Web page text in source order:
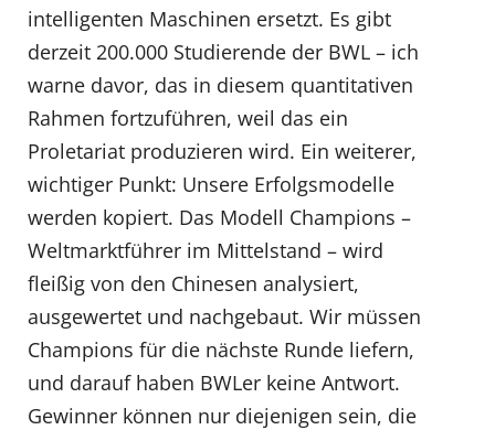
intelligenten Maschinen ersetzt. Es gibt
derzeit 200.000 Studierende der BWL – ich
warne davor, das in diesem quantitativen
Rahmen fortzuführen, weil das ein
Proletariat produzieren wird. Ein weiterer,
wichtiger Punkt: Unsere Erfolgsmodelle
werden kopiert. Das Modell Champions –
Weltmarktführer im Mittelstand – wird
fleißig von den Chinesen analysiert,
ausgewertet und nachgebaut. Wir müssen
Champions für die nächste Runde liefern,
und darauf haben BWLer keine Antwort.
Gewinner können nur diejenigen sein, die